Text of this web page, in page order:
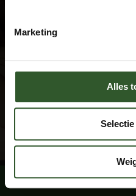
Marketing
Alles
By using this
cookie conditions.
+31 (0)615674769
Stay connected
Facebook
Book a